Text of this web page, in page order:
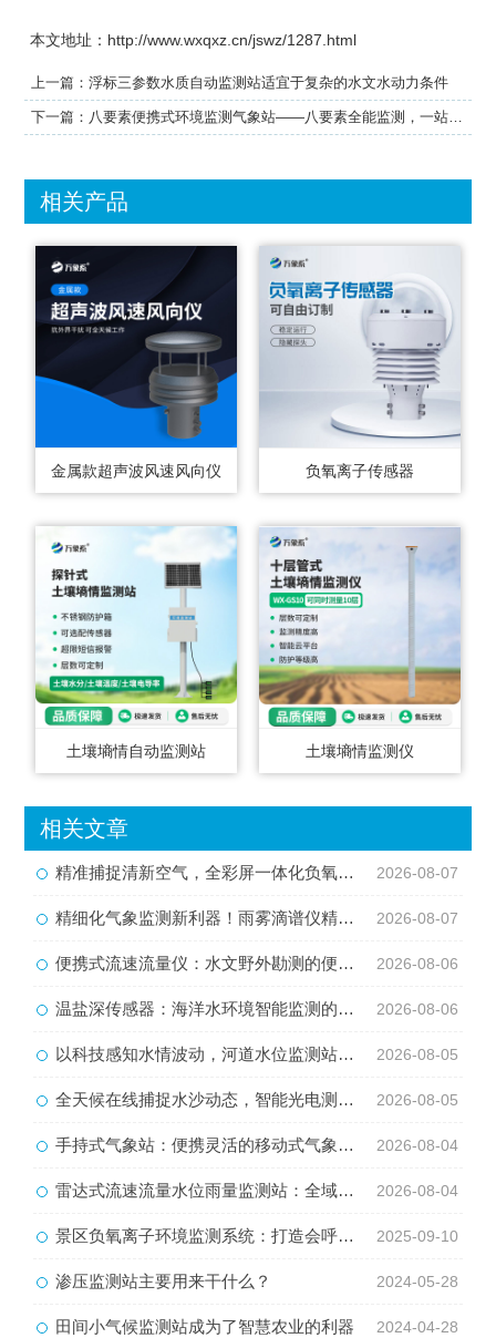
本文地址：http://www.wxqxz.cn/jswz/1287.html
上一篇： 浮标三参数水质自动监测站适宜于复杂的水文水动力条件
下一篇： 八要素便携式环境监测气象站——八要素全能监测，一站解决
相关产品
金属款超声波风速风向仪 负氧离子传感器
土壤墒情自动监测站 土壤墒情监测仪
相关文章
精准捕捉清新空气，全彩屏一体化负氧离子监测站量化生态优势 2026-08-07
精细化气象监测新利器！雨雾滴谱仪精准识别各类雨雪雾天气 2026-08-07
便携式流速流量仪：水文野外勘测的便携智能检测利器 2026-08-06
温盐深传感器：海洋水环境智能监测的核心感知设备 2026-08-06
以科技感知水情波动，河道水位监测站守护流域河道安全 2026-08-05
全天候在线捕捉水沙动态，智能光电测沙仪守护水域水沙安全 2026-08-05
手持式气象站：便携灵活的移动式气象监测智能设备 2026-08-04
雷达式流速流量水位雨量监测站：全域水文智慧监测一体化设备 2026-08-04
景区负氧离子环境监测系统：打造会呼吸的景区 2025-09-10
渗压监测站主要用来干什么？ 2024-05-28
田间小气候监测站成为了智慧农业的利器 2024-04-28